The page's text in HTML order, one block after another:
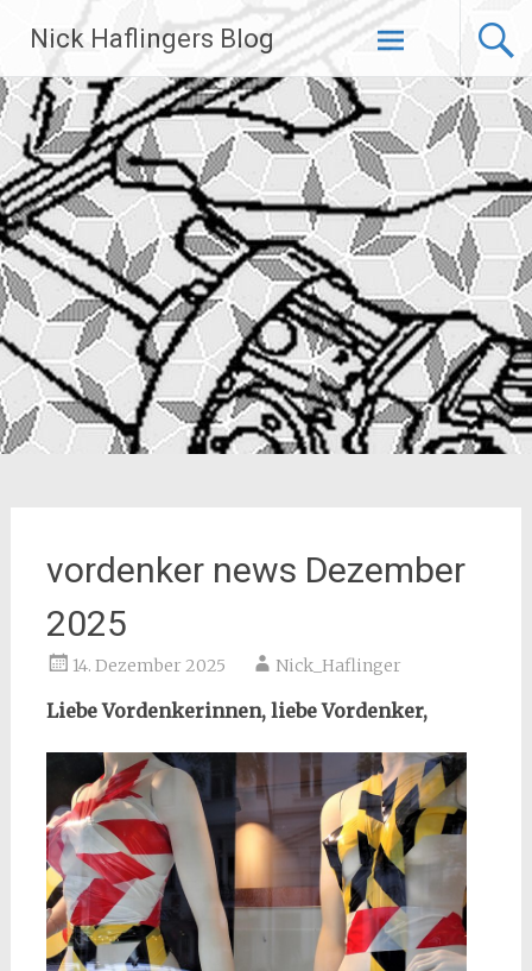
Inhalt
springen
Nick Haflingers Blog
vordenker news Dezember
2025
14. Dezember 2025 Nick_Haflinger
Liebe Vordenkerinnen, liebe Vordenker,